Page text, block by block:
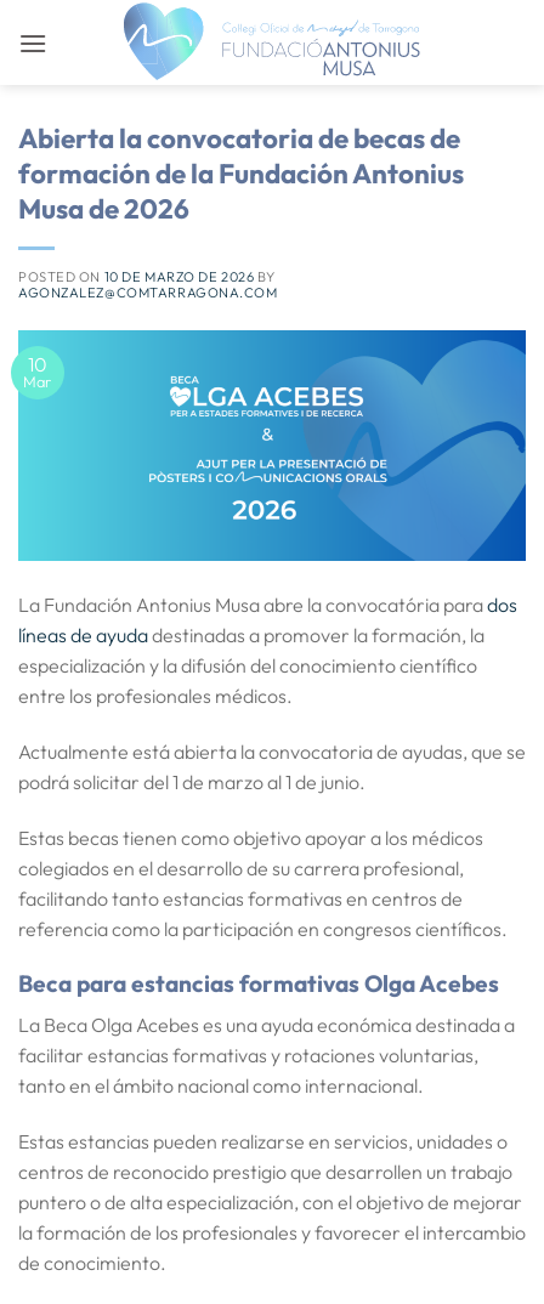
Abierta la convocatoria de becas de
formación de la Fundación Antonius
Musa de 2026
POSTED ON 10 DE MARZO DE 2026 BY
AGONZALEZ@COMTARRAGONA.COM
10
Mar
La Fundación Antonius Musaabre la convocatória parados
líneas de ayudadestinadas a promover laformación, la
especialización y la difusión del conocimiento científico
entre los profesionales médicos.
Actualmente estáabierta la convocatoria de ayudas, que se
podrá solicitar del 1 de marzo al 1 de junio.
Estas becas tienen como objetivo apoyar a los médicos
colegiados en el desarrollo de su carrera profesional,
facilitando tantoestancias formativas en centros de
referenciacomo la participación en congresos científicos.
Beca para estancias formativas Olga Acebes
La Beca Olga Acebes es una ayuda económica destinada a
facilitar estancias formativas y rotaciones voluntarias,
tanto en el ámbito nacional como internacional.
Estas estancias pueden realizarse en servicios, unidades o
centros de reconocido prestigioque desarrollen un trabajo
puntero o de alta especialización, con el objetivo de mejorar
la formación de los profesionales y favorecer el intercambio
de conocimiento.